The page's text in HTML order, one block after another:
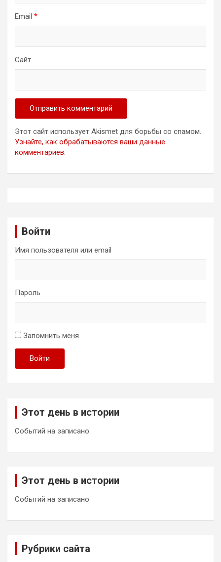
Email *
Сайт
Этот сайт использует Akismet для борьбы со спамом.
Узнайте, как обрабатываются ваши данные
комментариев.
Войти
Имя пользователя или email
Пароль
Запомнить меня
Войти
Этот день в истории
Событий на записано
Этот день в истории
Событий на записано
Рубрики сайта